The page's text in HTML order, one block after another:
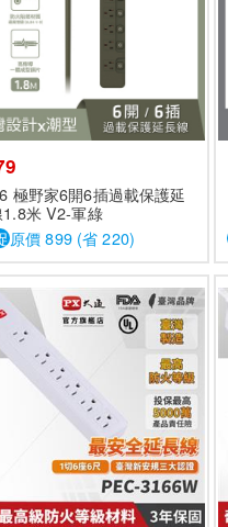
極野家6開6插過載保護延
米 V2-軍綠
原價 899 (省 220)